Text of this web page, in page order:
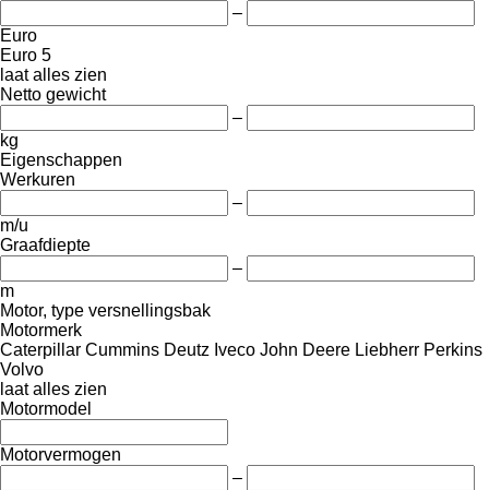
–
Euro
Euro 5
laat alles zien
Netto gewicht
–
kg
Eigenschappen
Werkuren
–
m/u
Graafdiepte
–
m
Motor, type versnellingsbak
Motormerk
Caterpillar Cummins Deutz Iveco John Deere Liebherr Perkins
Volvo
laat alles zien
Motormodel
Motorvermogen
–